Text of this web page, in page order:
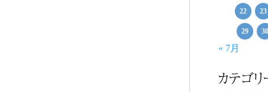
22 23
29 30
« 7月
カテゴリ